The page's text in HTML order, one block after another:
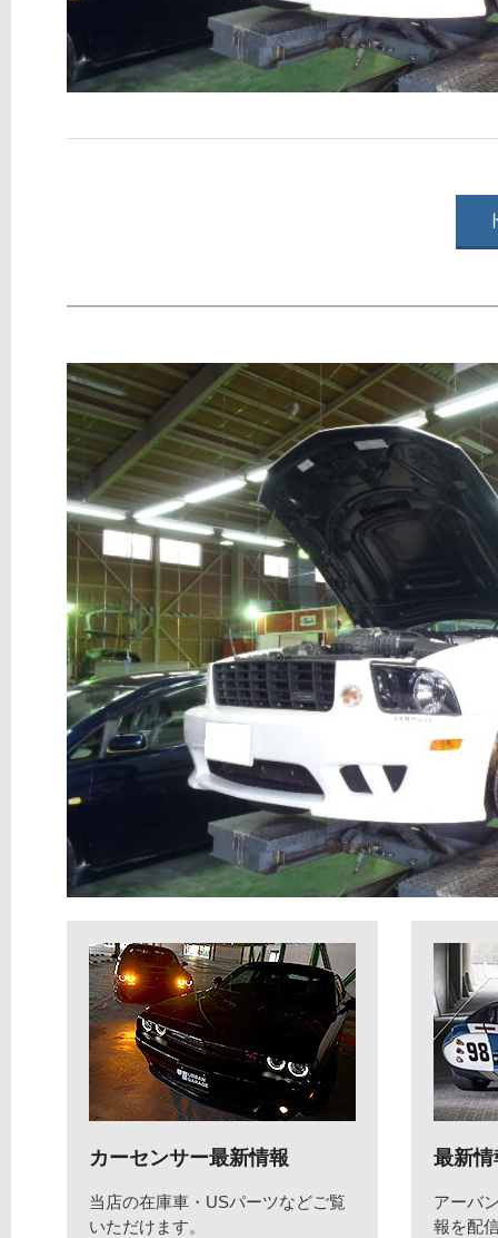
カーセンサー最新情報
当店の在庫車・USパーツなどご覧
いただけます。
最新情
アーバ
報を配